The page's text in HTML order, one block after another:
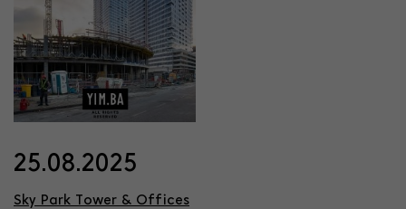
25.08.2025
Sky Park Tower & Offices